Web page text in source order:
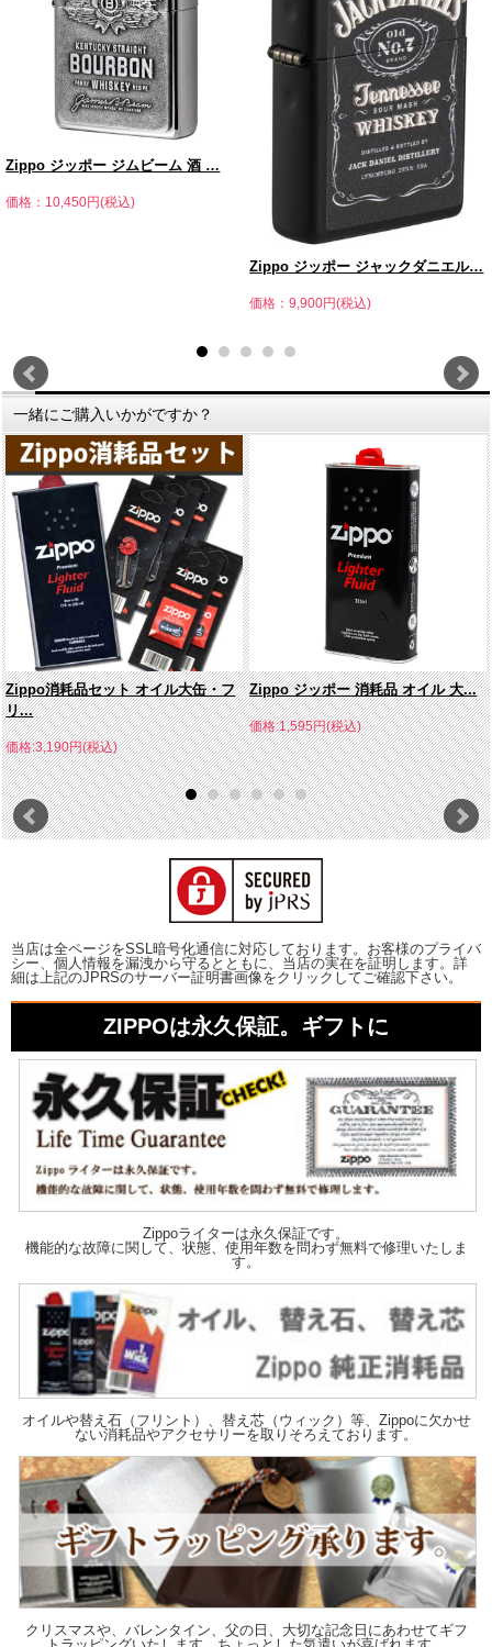
Zippo ジッポー ジムビーム 酒 …
価格：10,450円(税込)
Zippo ジッポー ジャックダニエル…
価格：9,900円(税込)
一緒にご購入いかがですか？
Zippo消耗品セット オイル大缶・フ
リ...
価格:3,190円(税込)
Zippo ジッポー 消耗品 オイル 大...
価格:1,595円(税込)
当店は全ページをSSL暗号化通信に対応しております。お客様のプライバ
シー、個人情報を漏洩から守るとともに、当店の実在を証明します。詳
細は上記のJPRSのサーバー証明書画像をクリックしてご確認下さい。
ZIPPOは永久保証。ギフトに
Zippoライターは永久保証です。
機能的な故障に関して、状態、使用年数を問わず無料で修理いたしま
す。
オイルや替え石（フリント）、替え芯（ウィック）等、Zippoに欠かせ
ない消耗品やアクセサリーを取りそろえております。
クリスマスや、バレンタイン、父の日、大切な記念日にあわせてギフ